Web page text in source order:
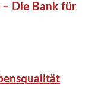
– Die Bank für